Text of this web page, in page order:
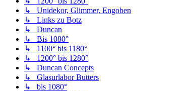
↳ Unidekor, Glimmer, Engoben
↳ Links zu Botz
↳ Duncan
↳ Bis 1080°
↳ 1100° bis 1180°
↳ 1200° bis 1280°
↳ Duncan Concepts
↳ Glasurlabor Butters
↳ bis 1080°